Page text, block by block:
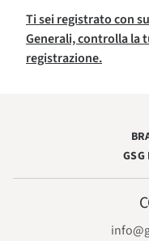
Ti sei registrato con
Generali, controlla la
registrazione.
GSG